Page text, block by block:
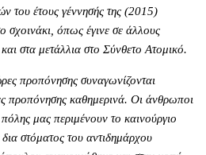
του έτους γέννησής της (2015)
σχοινάκι, όπως έγινε σε άλλους
στα μετάλλια στο Σύνθετο Ατομικό.
προπόνησης συναγωνίζονται
προπόνησης καθημερινά. Οι άνθρωποι
μας περιμένουν το καινούργιο
στόματος του αντιδημάρχου